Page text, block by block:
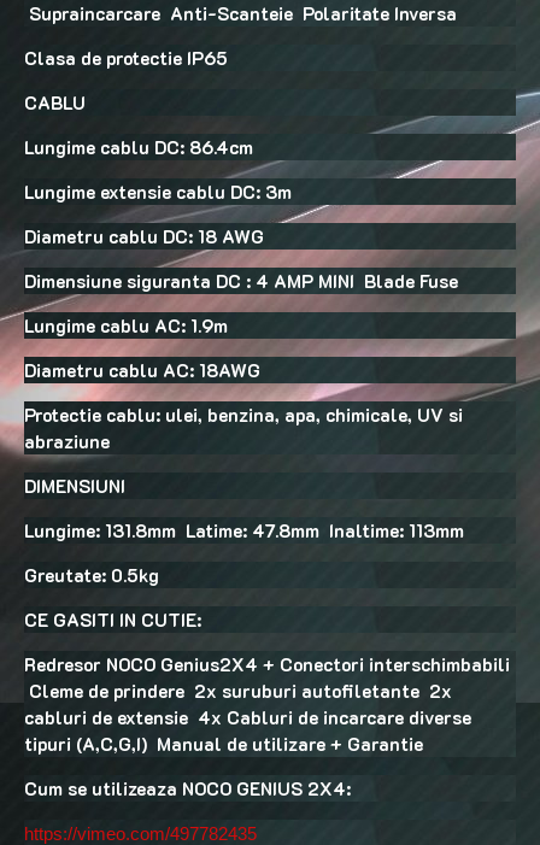
Supraincarcare Anti-Scanteie Polaritate Inversa
Clasa de protectie IP65
CABLU
Lungime cablu DC: 86.4cm
Lungime extensie cablu DC: 3m
Diametru cablu DC: 18 AWG
Dimensiune siguranta DC : 4 AMP MINI Blade Fuse
Lungime cablu AC: 1.9m
Diametru cablu AC: 18AWG
Protectie cablu: ulei, benzina, apa, chimicale, UV si
abraziune
DIMENSIUNI
Lungime: 131.8mm Latime: 47.8mm Inaltime: 113mm
Greutate: 0.5kg
CE GASITI IN CUTIE:
Redresor NOCO Genius2X4 + Conectori interschimbabili
Cleme de prindere 2x suruburi autofiletante 2x
cabluri de extensie 4x Cabluri de incarcare diverse
tipuri (A,C,G,I) Manual de utilizare + Garantie
Cum se utilizeaza NOCO GENIUS 2X4:
https://vimeo.com/497782435